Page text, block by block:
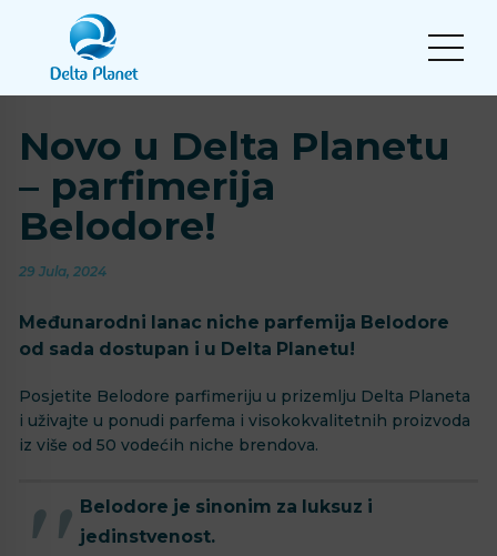
Novo u Delta Planetu
– parfimerija
Belodore!
29 Jula, 2024
Međunarodni lanac niche parfemija Belodore
od sada dostupan i u Delta Planetu!
Posjetite Belodore parfimeriju u prizemlju Delta Planeta
i uživajte u ponudi parfema i visokokvalitetnih proizvoda
iz više od 50 vodećih niche brendova.
Belodore je sinonim za luksuz i
jedinstvenost.